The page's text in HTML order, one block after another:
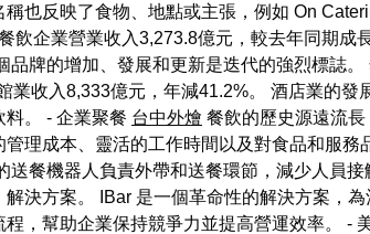
也反映了食物、地點或主張，例如 On
飲企業營業收入3,273.8億元，較去年同期
品牌的增加、發展和更新是迭代的強烈標誌
業收入8,333億元，年減41.2%。 酒店業的
。 - 企業聚餐 台中外燴 餐飲的歷史源遠流
理成本、靈活的工作時間以及對食品和服
送餐機器人負責外帶和送餐環節，減少人員
決方案。 IBar 是一個革命性的解決方案，
，幫助企業保持競爭力並提高營運效率。 -